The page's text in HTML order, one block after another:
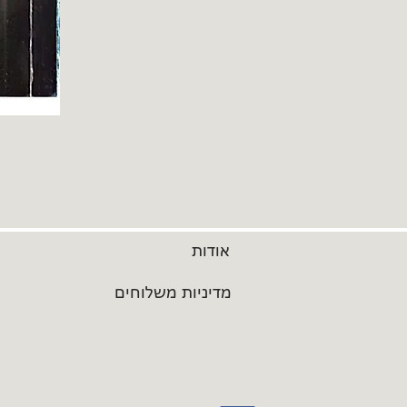
אודות
מדיניות משלוחים